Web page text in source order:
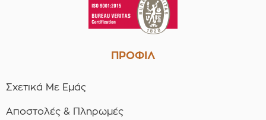
ΠΡΟΦΙΛ
Σχετικά Με Εμάς
Αποστολές & Πληρωμές